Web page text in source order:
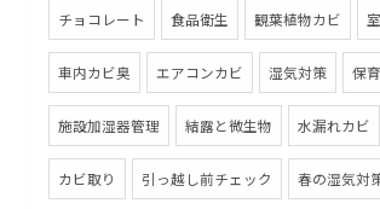
チョコレート 食品衛生 観葉植物カビ
車内カビ臭 エアコンカビ 湿気対策 保
施設加湿器管理 結露と微生物 水漏れカビ
カビ取り 引っ越し前チェック 春の湿気対